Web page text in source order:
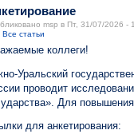
msp в Пт, 31/07/2026 -
Все статьи
коллеги!
Уральский
проводит
Для
для анкетирования: